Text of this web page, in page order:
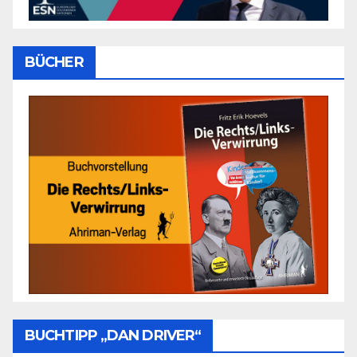
BÜCHER
BUCHTIPP „DAN DRIVER“